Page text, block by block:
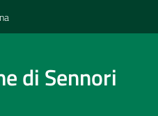
di Sennori